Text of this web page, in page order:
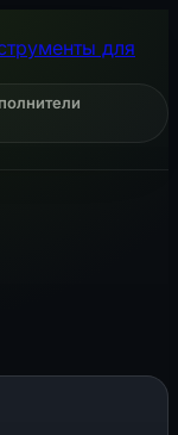
для